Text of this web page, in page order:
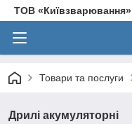
ТОВ «Київзварювання»
Товари та послуги
Дрилі акумуляторні